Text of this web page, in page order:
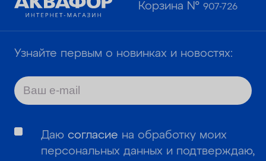
Корзина №907-726
Узнайте первым о новинках и новостях:
Даю согласие на обработку моих
персональных данных и подтверждаю,